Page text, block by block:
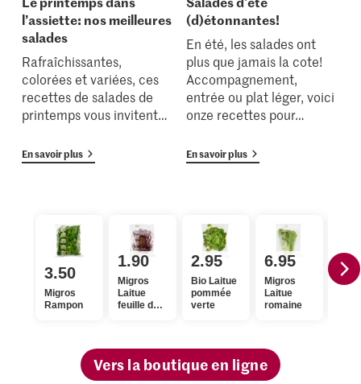
l’assiette: nos meilleures
salades
Rafraîchissantes,
colorées et variées, ces
recettes de salades de
printemps vous invitent…
En savoir plus
(d)étonnantes!
En été, les salades ont
plus que jamais la cote!
Accompagnement,
entrée ou plat léger, voici
onze recettes pour…
En savoir plus
3.50
Migros
Rampon
1.90
Migros
Laitue
feuille de
2.95
Bio Laitue
pommée
verte
6.95
Migros
Laitue
romaine
Vers la boutique en ligne